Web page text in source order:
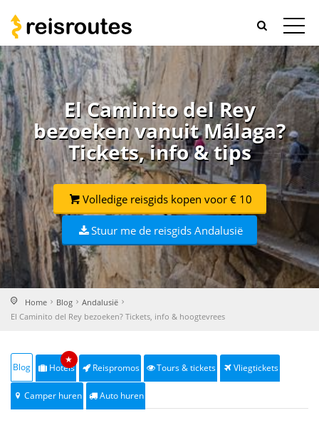
El Caminito del Rey
bezoeken vanuit Málaga?
Tickets, info & tips
Volledige reisgids kopen voor € 10
Stuur me de reisgids Andalusië
Home Blog
Andalusië
El Caminito del Rey bezoeken? Tickets, info & hoogtevrees
Blog Hotels
★
Reispromos Tours & tickets Vliegtickets
Camper huren Auto huren